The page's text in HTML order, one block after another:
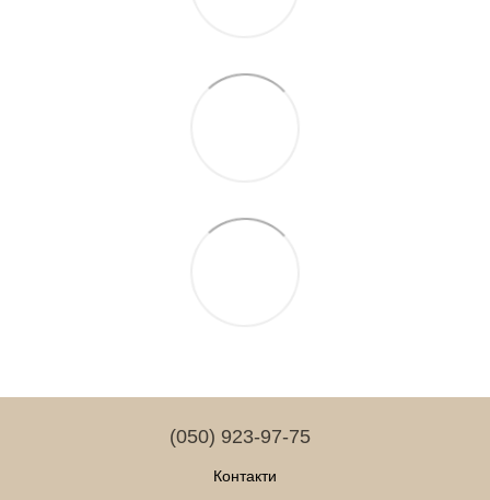
(050) 923-97-75
Контакти